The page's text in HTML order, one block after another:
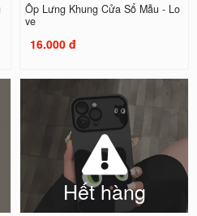
Ốp Lưng Khung Cửa Sổ Mẫu - Lo
ve
16.000 đ
Hết hàng